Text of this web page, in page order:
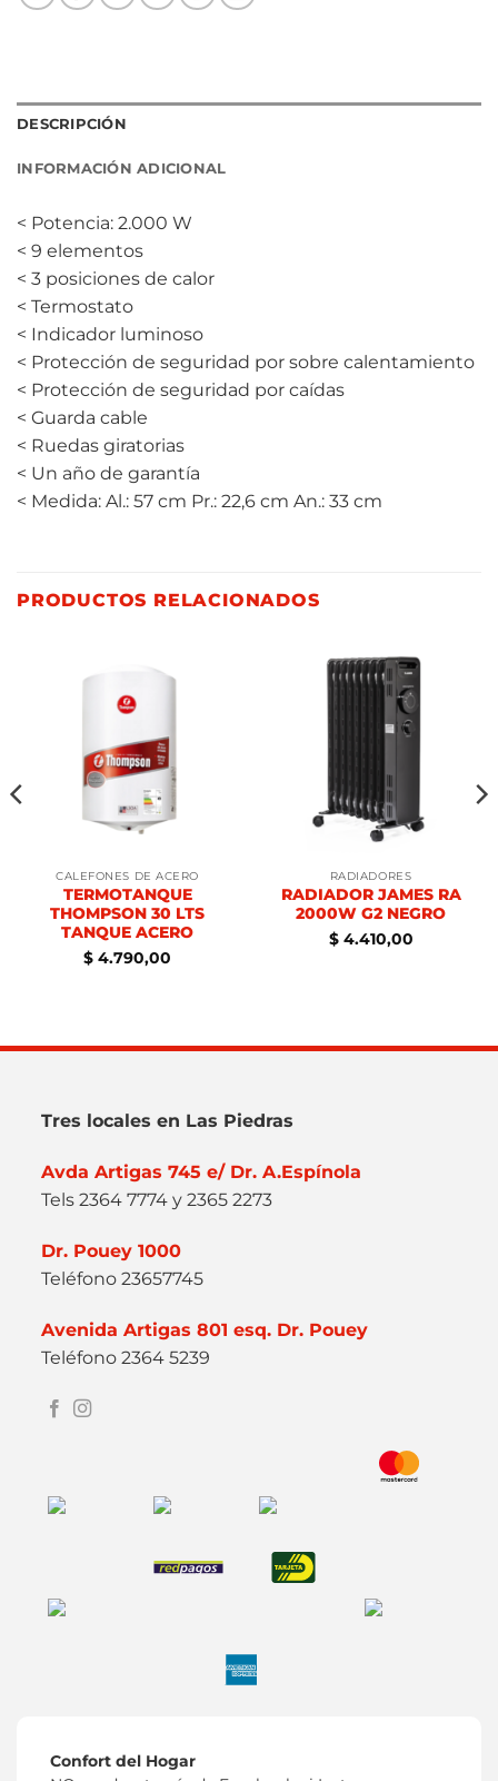
DESCRIPCIÓN
INFORMACIÓN ADICIONAL
< Potencia: 2.000 W
< 9 elementos
< 3 posiciones de calor
< Termostato
< Indicador luminoso
< Protección de seguridad por sobre calentamiento
< Protección de seguridad por caídas
< Guarda cable
< Ruedas giratorias
< Un año de garantía
< Medida: Al.: 57 cm Pr.: 22,6 cm An.: 33 cm
PRODUCTOS RELACIONADOS
CALEFONES DE ACERO
TERMOTANQUE
THOMPSON 30 LTS
TANQUE ACERO
$ 4.790,00
RADIADORES
RADIADOR JAMES RA
2000W G2 NEGRO
$4.410,00
Tres locales en Las Piedras
Avda Artigas 745 e/ Dr. A.Espínola
Tels 2364 7774 y 2365 2273
Dr. Pouey 1000
Teléfono 23657745
Avenida Artigas 801 esq. Dr. Pouey
Teléfono 2364 5239
Confort del Hogar